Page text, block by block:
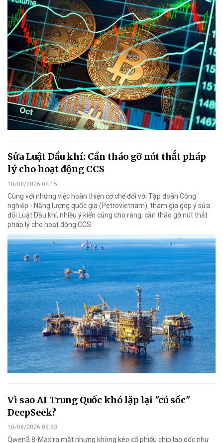
Sửa Luật Dầu khí: Cần tháo gỡ nút thắt pháp
lý cho hoạt động CCS
10/08/2026 04:15
Cùng với những việc hoàn thiện cơ chế đối với Tập đoàn Công
nghiệp - Năng lượng quốc gia (Petrovietnam), tham gia góp ý sửa
đổi Luật Dầu khí, nhiều ý kiến cũng cho rằng, cần tháo gỡ nút thắt
pháp lý cho hoạt động CCS.
Vì sao AI Trung Quốc khó lặp lại "cú sốc"
DeepSeek?
10/08/2026 03:33
Qwen3.8-Max ra mắt nhưng không kéo cổ phiếu chip lao dốc như